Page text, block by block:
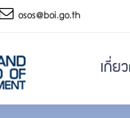
osos@boi.go.th
เกี่ย